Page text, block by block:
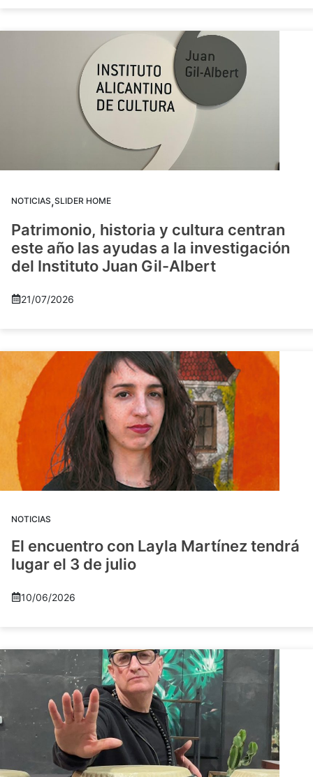
NOTICIAS,SLIDER HOME
Patrimonio, historia y cultura centran
este año las ayudas a la investigación
del Instituto Juan Gil-Albert
21/07/2026
NOTICIAS
El encuentro con Layla Martínez tendrá
lugar el 3 de julio
10/06/2026